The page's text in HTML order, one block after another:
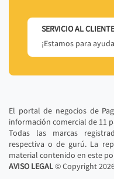
SERVICIO AL CLIENTE
¡Estamos para
El portal de negocios de
información comercial de 11
Todas las marcas
respectiva o de gurú. La
material contenido en este
AVISO LEGAL© Copyright